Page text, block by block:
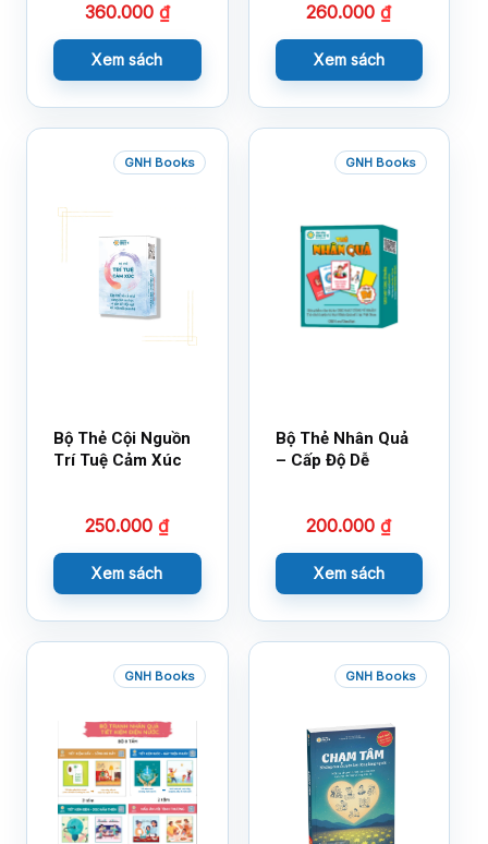
360.000 ₫
Xem sách
260.000₫
Xem sách
GNH Books
Bộ Thẻ Cội Nguồn
Trí Tuệ Cảm Xúc
250.000₫
Xem sách
GNH Books
Bộ Thẻ Nhân Quả
– Cấp Độ Dễ
200.000₫
Xem sách
GNH Books GNH Books